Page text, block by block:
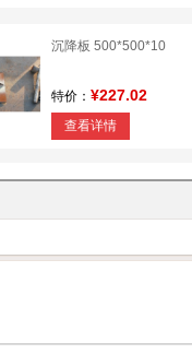
沉降板 500*500*10
特价： ¥227.02
查看详情